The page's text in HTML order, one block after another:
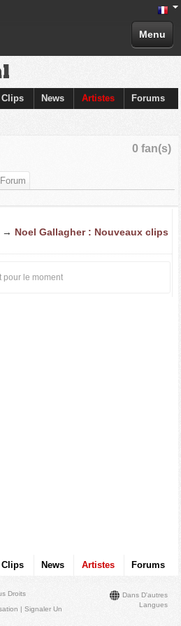
Menu
Clips News Artistes Forums
0 fan(s)
Forum
→ Noel Gallagher : Nouveaux clips
pour le moment
Clips News Artistes Forums
Dans D'autres
Langues
Droits
|Signaler Un